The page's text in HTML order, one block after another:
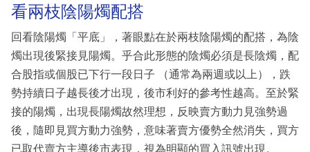
看兩枝陰陽燭配搭
回看陰陽燭「平底」，著眼點在於兩枝陰陽燭的配搭，為陰
燭出現後緊接見陽燭。乎合此形態的陰燭必須是長陰燭，配
合股指或個股已下行一段日子 （通常為兩週或以上），跌
勢持續日子越長後才出現，後市利好的參考性越高。至於緊
接的陽燭，出現長陽燭故然理想，反映賣方動力見強勢過
後，隨即見買方動力強勢，意味著賣方優勢全然消失，買方
已取代賣方主導後市表現，視為明顯的買入訊號出現。